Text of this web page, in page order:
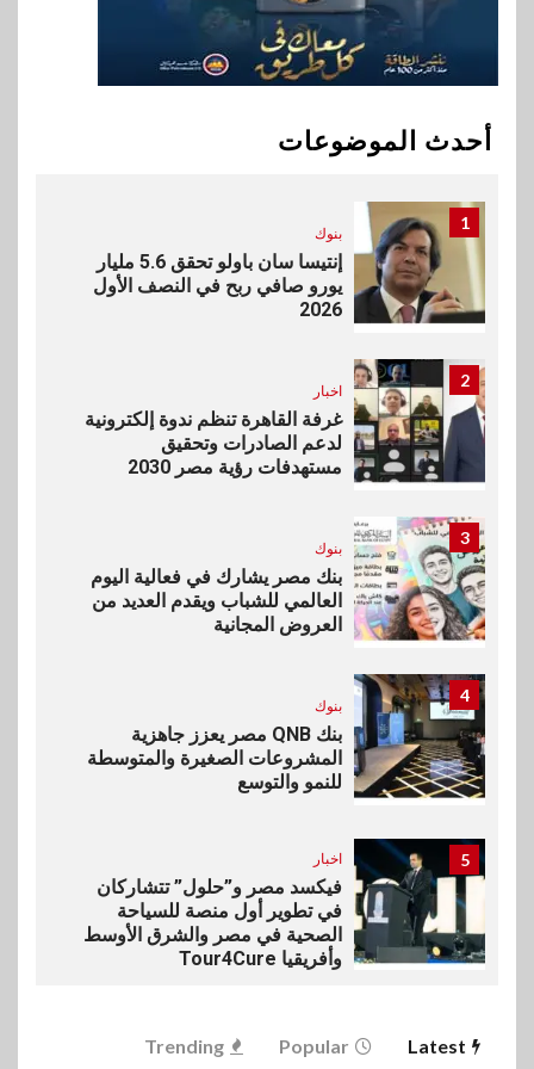
أحدث الموضوعات
بنوك تأمين
تحالفًا استراتيجيًا لتقديم حلول
تأمينية متكاملة لعملاء البنك
1
بنوك
إنتيسا سان باولو تحقق 5.6 مليار
يورو صافي ربح في النصف الأول
2026
2
اخبار
غرفة القاهرة تنظم ندوة إلكترونية
لدعم الصادرات وتحقيق
مستهدفات رؤية مصر 2030
3
بنوك
بنك مصر يشارك في فعالية اليوم
العالمي للشباب ويقدم العديد من
العروض المجانية
4
بنوك
بنك QNB مصر يعزز جاهزية
المشروعات الصغيرة والمتوسطة
للنمو والتوسع
5 اخبار
فيكسد مصر و”حلول” تتشاركان
في تطوير أول منصة للسياحة
الصحية في مصر والشرق الأوسط
وأفريقيا Tour4Cure
هواوي: هاتف nova 15
Latest
Popular
Trending